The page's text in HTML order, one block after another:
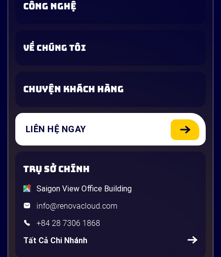
CÔNG NGHỆ
VỀ CHÚNG TÔI
CHUYỆN KHÁCH HÀNG
LIÊN HỆ NGAY
TRỤ SỞ CHÍNH
Saigon View Office Building
info@renovacloud.com
+84 28 7306 1868
Tất Cả Chi Nhánh